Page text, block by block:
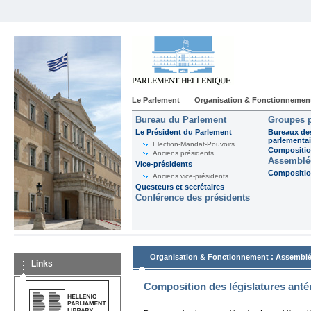
Le Parlement Organisation &
Bureau du Parlement
Le Président du Parlement
Election-Mandat-Pouvoirs
Anciens présidents
Vice-présidents
Anciens vice-présidents
Questeurs et secrétaires
Conférence des présidents
Groupes
Bureaux
Links
Organisation & Fonctionnement :
Composition des législatures